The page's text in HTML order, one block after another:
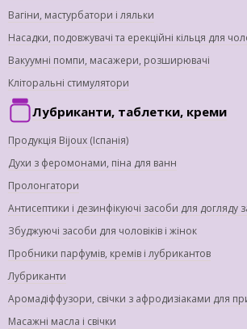
Вагіни, мастурбатори і ляльки
Насадки, подовжувачі та ерекційні кільця для
Вакуумні помпи, масажери, розширювачі
Кліторальні стимулятори
Лубриканти, таблетки, креми
Продукція Bijoux (Іспанія)
Духи з феромонами, піна для ванн
Пролонгатори
Антисептики і дезинфікуючі засоби для догляду
Збуджуючі засоби для чоловіків і жінок
Пробники парфумів, кремів і лубрикантов
Лубриканти
Аромадіффузори, свічки з афродизіаками для
Масажні масла і свічки